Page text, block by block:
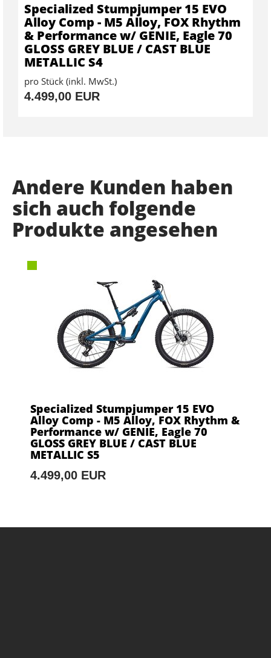
Specialized Stumpjumper 15 EVO
Alloy Comp - M5 Alloy, FOX Rhythm
& Performance w/ GENIE, Eagle 70
GLOSS GREY BLUE / CAST BLUE
METALLIC S4
pro Stück (inkl. MwSt.)
4.499,00 EUR
Andere Kunden haben
sich auch folgende
Produkte angesehen
Specialized Stumpjumper 15 EVO
Alloy Comp - M5 Alloy, FOX Rhythm &
Performance w/ GENIE, Eagle 70
GLOSS GREY BLUE / CAST BLUE
METALLIC S5
4.499,00 EUR